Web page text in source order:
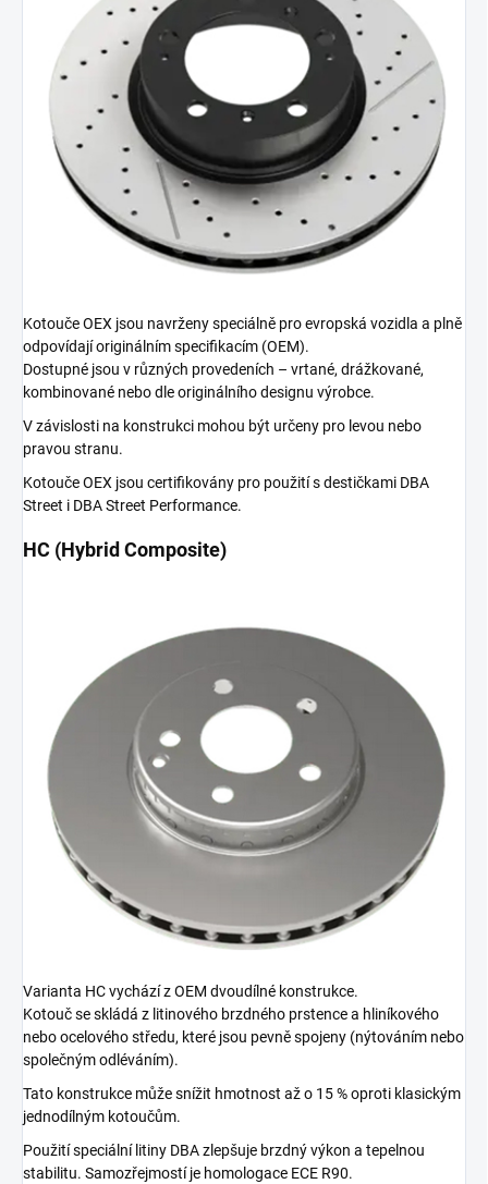
Kotouče OEX jsou navrženy speciálně pro evropská vozidla a plně
odpovídají originálním specifikacím (OEM).
Dostupné jsou v různých provedeních – vrtané, drážkované,
kombinované nebo dle originálního designu výrobce.
V závislosti na konstrukci mohou být určeny pro levou nebo
pravou stranu.
Kotouče OEX jsou certifikovány pro použití s destičkami DBA
Street i DBA Street Performance.
HC (Hybrid Composite)
Varianta HC vychází z OEM dvoudílné konstrukce.
Kotouč se skládá z litinového brzdného prstence a hliníkového
nebo ocelového středu, které jsou pevně spojeny (nýtováním nebo
společným odléváním).
Tato konstrukce může snížit hmotnost až o 15 % oproti klasickým
jednodílným kotoučům.
Použití speciální litiny DBA zlepšuje brzdný výkon a tepelnou
stabilitu. Samozřejmostí je homologace ECE R90.